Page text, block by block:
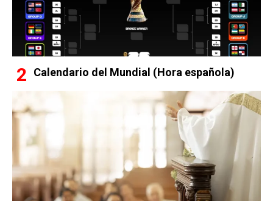
Calendario del Mundial (Hora española)